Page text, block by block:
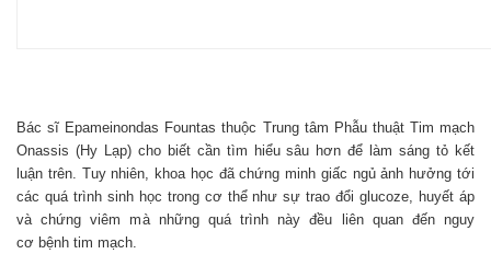
Bác sĩ Epameinondas Fountas thuộc Trung tâm Phẫu thuật Tim mạch
Onassis (Hy Lạp) cho biết cần tìm hiểu sâu hơn để làm sáng tỏ kết
luận trên. Tuy nhiên, khoa học đã chứng minh giấc ngủ ảnh hưởng tới
các quá trình sinh học trong cơ thể như sự trao đổi glucoze, huyết áp
và chứng viêm mà những quá trình này đều liên quan đến nguy
cơ bệnh tim mạch.